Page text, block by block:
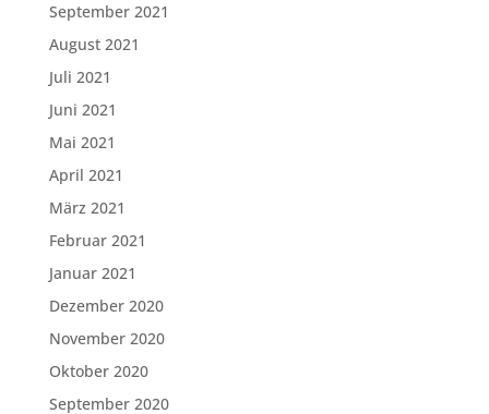
September 2021
August 2021
Juli 2021
Juni 2021
Mai 2021
April 2021
März 2021
Februar 2021
Januar 2021
Dezember 2020
November 2020
Oktober 2020
September 2020